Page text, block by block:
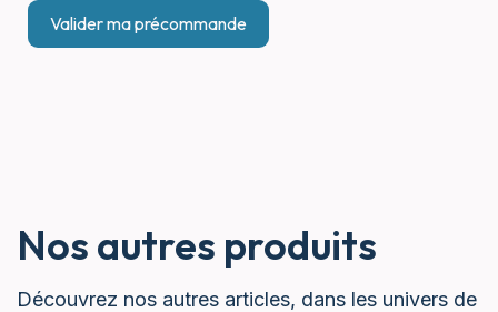
Nos autres produits
Découvrez nos autres articles, dans les univers de